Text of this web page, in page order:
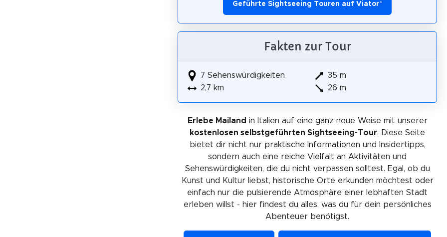
Geführte Sightseeing Touren auf Viator*
Fakten zur Tour
7 Sehenswürdigkeiten
2,7 km
35 m
26 m
Erlebe Mailand in Italien auf eine ganz neue Weise mit unserer
kostenlosen selbstgeführten Sightseeing-Tour. Diese Seite
bietet dir nicht nur praktische Informationen und Insidertipps,
sondern auch eine reiche Vielfalt an Aktivitäten und
Sehenswürdigkeiten, die du nicht verpassen solltest. Egal, ob du
Kunst und Kultur liebst, historische Orte erkunden möchtest oder
einfach nur die pulsierende Atmosphäre einer lebhaften Stadt
erleben willst - hier findest du alles, was du für dein persönliches
Abenteuer benötigst.